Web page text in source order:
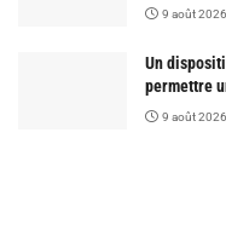
9 août 2026
Un
permettre
9 août 2026